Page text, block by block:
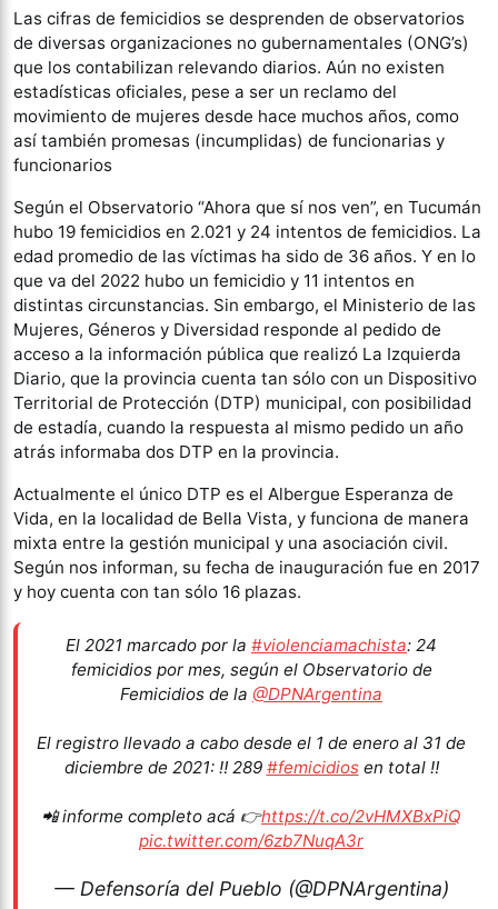
Las cifras de femicidios se desprenden de observatorios
de diversas organizaciones no gubernamentales (ONG’s)
que los contabilizan relevando diarios. Aún no existen
estadísticas oficiales, pese a ser un reclamo del
movimiento de mujeres desde hace muchos años, como
así también promesas (incumplidas) de funcionarias y
funcionarios
Según el Observatorio “Ahora que sí nos ven”, en Tucumán
hubo 19 femicidios en 2.021 y 24 intentos de femicidios. La
edad promedio de las víctimas ha sido de 36 años. Y en lo
que va del 2022 hubo un femicidio y 11 intentos en
distintas circunstancias. Sin embargo, el Ministerio de las
Mujeres, Géneros y Diversidad responde al pedido de
acceso a la información pública que realizó La Izquierda
Diario, que la provincia cuenta tan sólo con un Dispositivo
Territorial de Protección (DTP) municipal, con posibilidad
de estadía, cuando la respuesta al mismo pedido un año
atrás informaba dos DTP en la provincia.
Actualmente el único DTP es el Albergue Esperanza de
Vida, en la localidad de Bella Vista, y funciona de manera
mixta entre la gestión municipal y una asociación civil.
Según nos informan, su fecha de inauguración fue en 2017
y hoy cuenta con tan sólo 16 plazas.
El 2021 marcado por la #violenciamachista: 24
femicidios por mes, según el Observatorio de
Femicidios de la @DPNArgentina
El registro llevado a cabo desde el 1 de enero al 31 de
diciembre de 2021: ‼️ 289 #femicidiosen total ‼️
📲 informe completo acá 👉https://t.co/2vHMXBxPiQ
pic.twitter.com/6zb7NuqA3r
— Defensoría del Pueblo (@DPNArgentina)